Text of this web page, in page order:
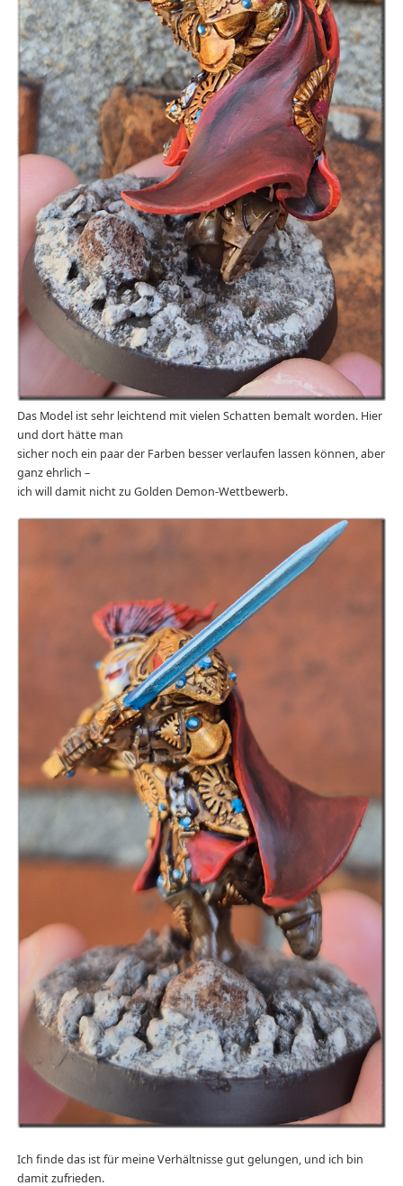
Das Model ist sehr leichtend mit vielen Schatten bemalt worden. Hier
und dort hätte man
sicher noch ein paar der Farben besser verlaufen lassen können, aber
ganz ehrlich –
ich will damit nicht zu Golden Demon-Wettbewerb.
Ich finde das ist für meine Verhältnisse gut gelungen, und ich bin
damit zufrieden.